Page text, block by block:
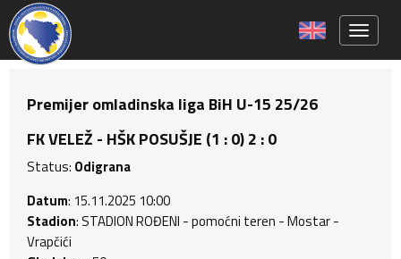
Premijer omladinska liga BiH U-15 25/26
FK VELEŽ - HŠK POSUŠJE (1 : 0) 2 : 0
Status: Odigrana
Datum: 15.11.2025 10:00
Stadion: STADION ROĐENI - pomoćni teren - Mostar -
Vrapčići